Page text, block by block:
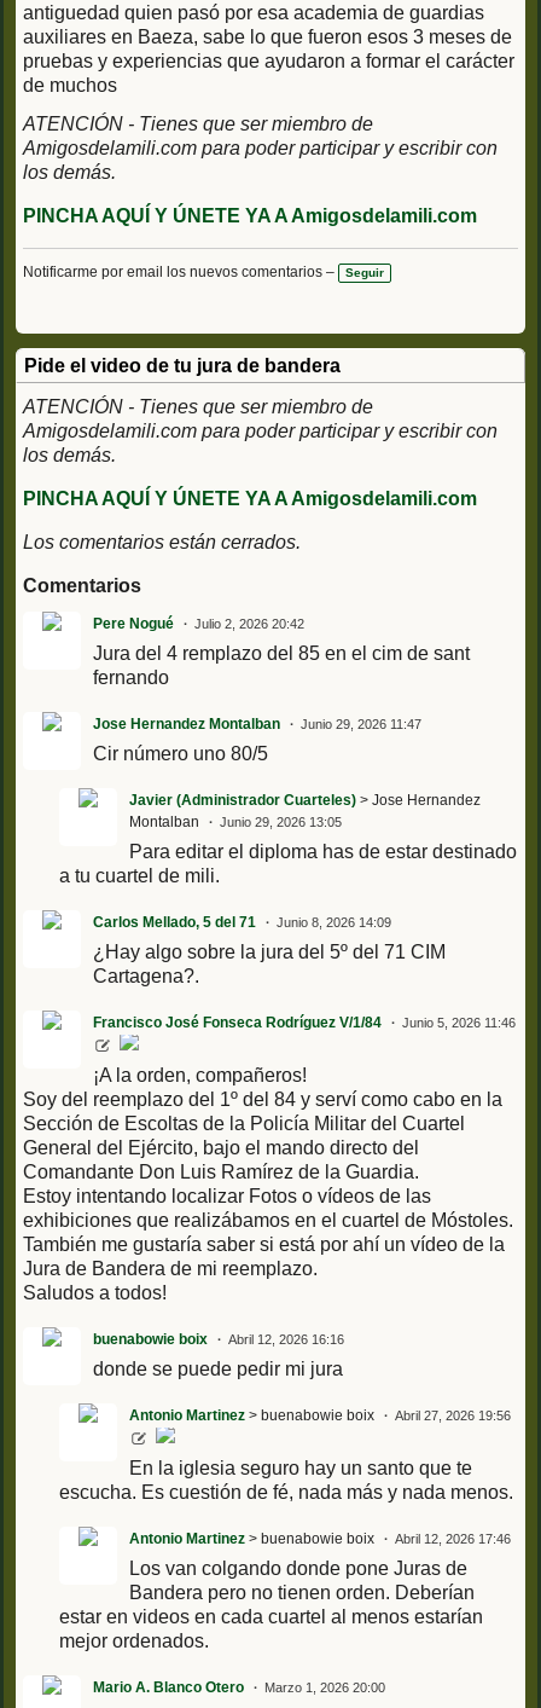
antiguedad quien pasó por esa academia de guardias
auxiliares en Baeza, sabe lo que fueron esos 3 meses de
pruebas y experiencias que ayudaron a formar el carácter
de muchos
ATENCIÓN - Tienes que ser miembro de
Amigosdelamili.com para poder participar y escribir con
los demás.
PINCHA AQUÍ Y ÚNETE YA A Amigosdelamili.com
Notificarme por email los nuevos comentarios – Seguir
Pide el video de tu jura de bandera
ATENCIÓN - Tienes que ser miembro de
Amigosdelamili.com para poder participar y escribir con
los demás.
PINCHA AQUÍ Y ÚNETE YA A Amigosdelamili.com
Los comentarios están cerrados.
Comentarios
Pere Nogué Julio 2, 2026 20:42
Jura del 4 remplazo del 85 en el cim de sant
fernando
Jose Hernandez Montalban Junio 29, 2026 11:47
Cir número uno 80/5
Javier (Administrador Cuarteles) > Jose Hernandez
Montalban
Junio 29, 2026 13:05
Para editar el diploma has de estar destinado
a tu cuartel de mili.
Carlos Mellado, 5 del 71 Junio 8, 2026 14:09
¿Hay algo sobre la jura del 5º del 71 CIM
Cartagena?.
Francisco José Fonseca Rodríguez V/1/84 Junio 5, 2026 11:46
¡A la orden, compañeros!
Soy del reemplazo del 1º del 84 y serví como cabo en la
Sección de Escoltas de la Policía Militar del Cuartel
General del Ejército, bajo el mando directo del
Comandante Don Luis Ramírez de la Guardia.
Estoy intentando localizar Fotos o vídeos de las
exhibiciones que realizábamos en el cuartel de Móstoles.
También me gustaría saber si está por ahí un vídeo de la
Jura de Bandera de mi reemplazo.
Saludos a todos!
buenabowie boix Abril 12, 2026 16:16
donde se puede pedir mi jura
Antonio Martinez > buenabowie boix Abril 27, 2026 19:56
En la iglesia seguro hay un santo que te
escucha. Es cuestión de fé, nada más y nada menos.
Antonio Martinez > buenabowie boix Abril 12, 2026 17:46
Los van colgando donde pone Juras de
Bandera pero no tienen orden. Deberían
estar en videos en cada cuartel al menos estarían
mejor ordenados.
Mario A. Blanco Otero Marzo 1, 2026 20:00